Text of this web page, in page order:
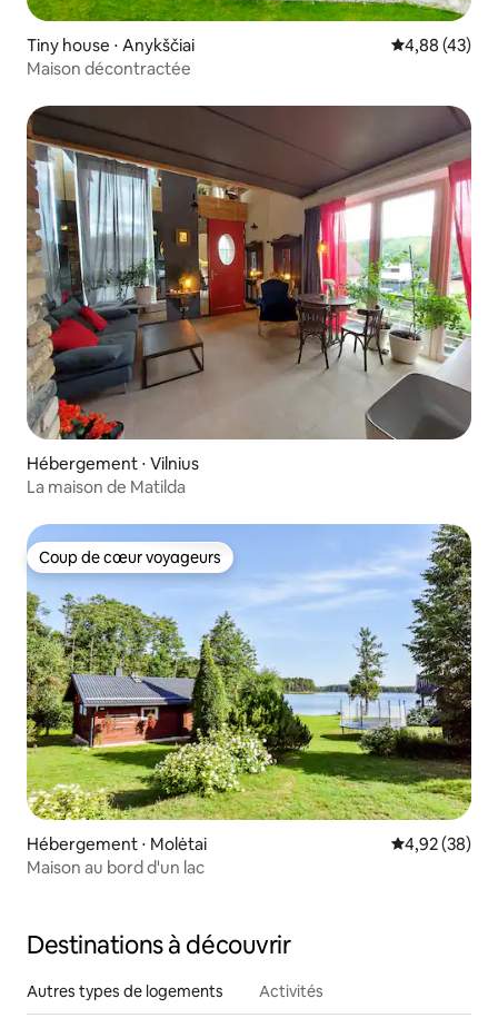
Tiny house ⋅ Anykščiai Évaluation
4,88 (43)
Maison décontractée
Hébergement ⋅ Vilnius
La maison de Matilda
Coup de cœur voyageurs
Coup de cœur voyageurs
Hébergement ⋅ Molėtai Évaluation
4,92 (38)
Maison au bord d'un lac
Destinations à découvrir
Autres types de logements Activités